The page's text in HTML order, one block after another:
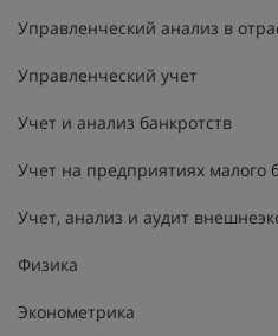
Управленческий анализ в
Управленческий учет
Учет и анализ банкротств
Учет на предприятиях малого
Учет, анализ и аудит
Физика
Эконометрика